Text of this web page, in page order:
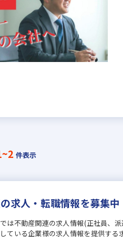
件表示
求人・転職情報を募集中
は不動産関連の求人情報(正社員、
ている企業様の求人情報を提供する